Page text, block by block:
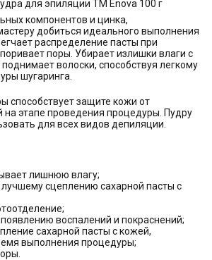
для эпиляции ТМ Enova 100 г
компонентов и цинка,
добиться идеального выполнения
распределение пасты при
поры. Убирает излишки влаги с
волоски, способствуя легкому
шугаринга.
способствует защите кожи от
на этапе проведения процедуры. Пудру
для всех видов депиляции.
лишнюю влагу;
лучшему сцеплению сахарной пасты с
появлению воспалений и покраснений;
сахарной пасты с кожей,
выполнения процедуры;